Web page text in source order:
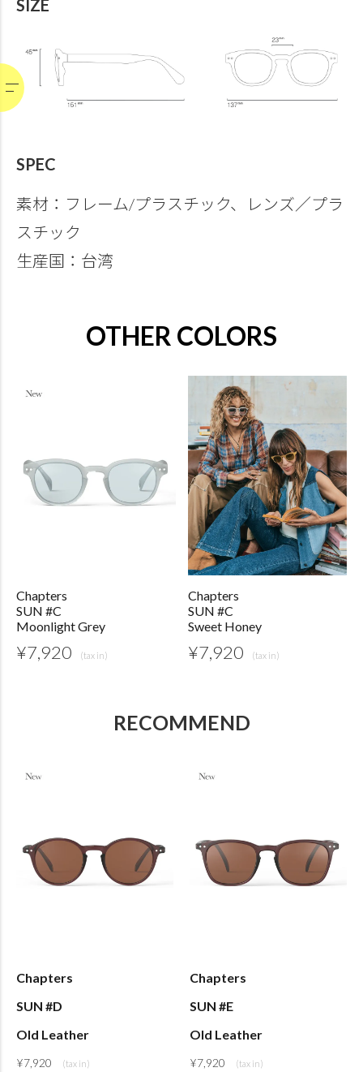
SIZE
SPEC
素材：フレーム/プラスチック、レンズ／プラ
スチック
生産国：台湾
OTHER COLORS
Chapters
SUN #C
Moonlight Grey
¥7,920
Chapters
SUN #C
Sweet Honey
¥7,920
RECOMMEND
Chapters
SUN #D
Old Leather
¥7,920
Chapters
SUN #E
Old Leather
¥7,920